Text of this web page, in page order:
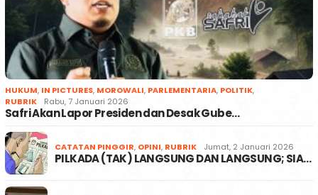
HUKUM, IN PICTURES, MOROWALI, PARLEMENTARIA, POLITIK,
RUBRIK
Rabu, 7 Januari 2026
Safri Akan Lapor Presiden dan Desak Gube…
CATATAN PINGGIR, OPINI, RUBRIK Jumat, 2 Januari 2026
PILKADA (TAK) LANGSUNG DAN LANGSUNG; SIA…